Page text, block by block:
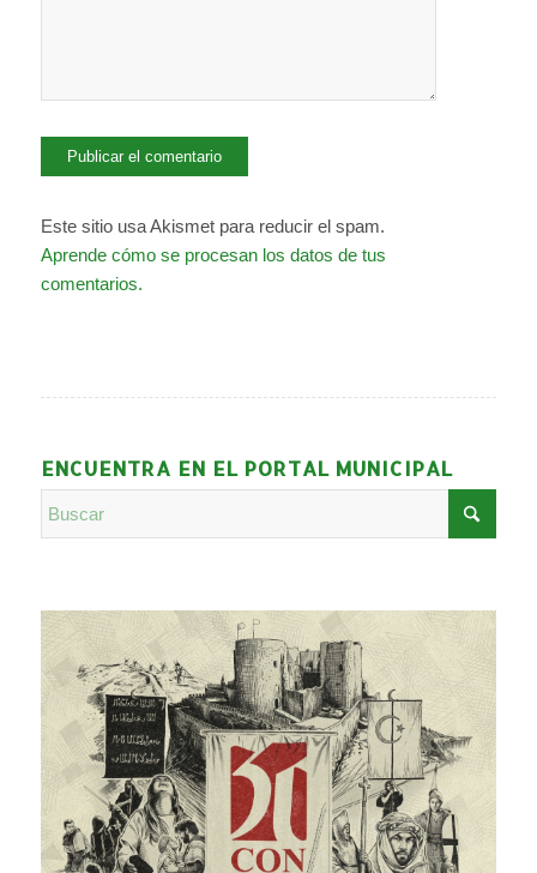
Este sitio usa Akismet para reducir el spam.
Aprende cómo se procesan los datos de tus
comentarios.
ENCUENTRA EN EL PORTAL MUNICIPAL